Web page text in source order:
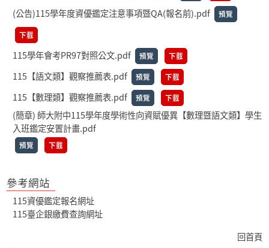
(公告)115學年度資優鑑定注意事項暨QA(報名前).pdf 預覽
下載
115學年會考PR97對照公文.pdf 預覽 下載
115【語文類】觀察推薦表.pdf 預覽 下載
115【數理類】觀察推薦表.pdf 預覽 下載
(簡章) 師大附中115學年度學術性向資賦優異【數理暨語文類】學生
入班鑑定安置計畫.pdf
預覽 下載
參考網站
115資優鑑定報名網址
115臺企銀繳費查詢網址
回首頁